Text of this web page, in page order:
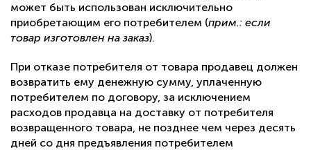
может быть использован исключительно
приобретающим его потребителем (прим.: если
товар изготовлен на заказ).
При отказе потребителя от товара продавец должен
возвратить ему денежную сумму, уплаченную
потребителем по договору, за исключением
расходов продавца на доставку от потребителя
возвращенного товара, не позднее чем через десять
дней со дня предъявления потребителем